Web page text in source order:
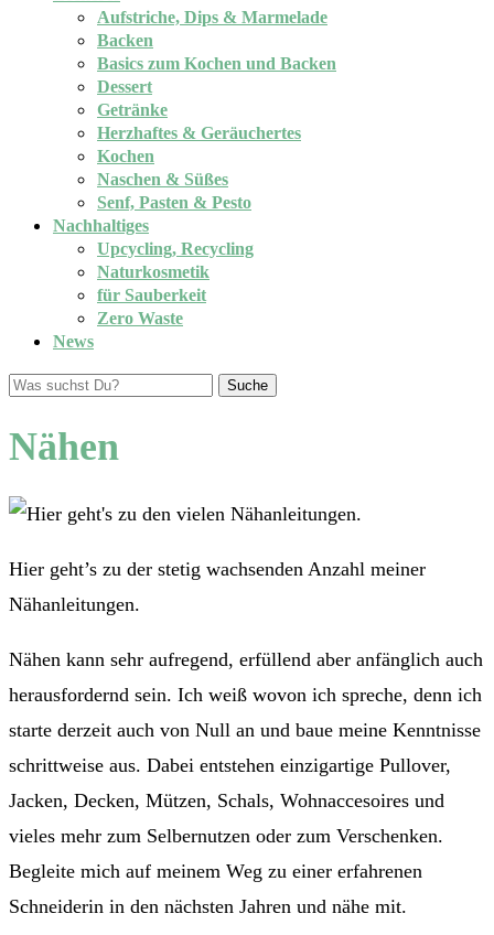
Aufstriche, Dips & Marmelade
Backen
Basics zum Kochen und Backen
Dessert
Getränke
Herzhaftes & Geräuchertes
Kochen
Naschen & Süßes
Senf, Pasten & Pesto
Nachhaltiges
Upcycling, Recycling
Naturkosmetik
für Sauberkeit
Zero Waste
News
Suche
Nähen
Hier geht’s zu der stetig wachsenden Anzahl meiner
Nähanleitungen.
Nähen kann sehr aufregend, erfüllend aber anfänglich auch
herausfordernd sein. Ich weiß wovon ich spreche, denn ich
starte derzeit auch von Null an und baue meine Kenntnisse
schrittweise aus. Dabei entstehen einzigartige Pullover,
Jacken, Decken, Mützen, Schals, Wohnaccesoires und
vieles mehr zum Selbernutzen oder zum Verschenken.
Begleite mich auf meinem Weg zu einer erfahrenen
Schneiderin in den nächsten Jahren und nähe mit.